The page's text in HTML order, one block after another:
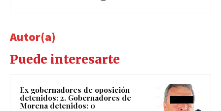
Autor(a)
Puede interesarte
Ex gobernadores de oposición
detenidos: 2. Gobernadores de
Morena detenidos: 0